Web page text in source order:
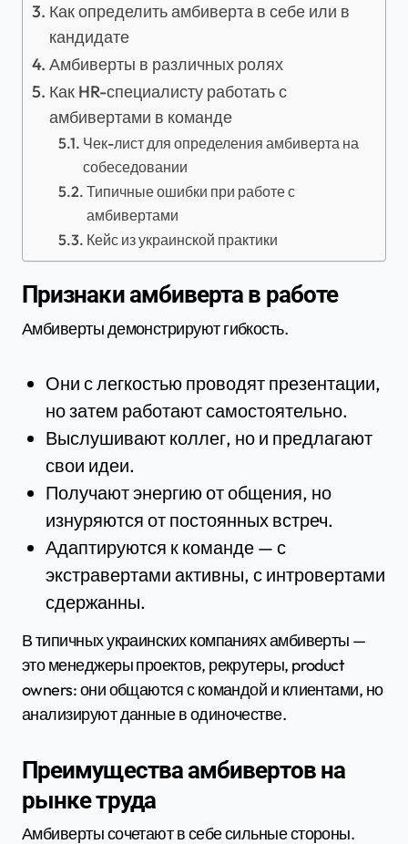
Как определить амбиверта в себе или в
кандидате
Амбиверты в различных ролях
Как HR-специалисту работать с
амбивертами в команде
Чек-лист для определения амбиверта на
собеседовании
Типичные ошибки при работе с
амбивертами
Кейс из украинской практики
Признаки амбиверта в работе
Амбиверты демонстрируют гибкость.
Они с легкостью проводят презентации,
но затем работают самостоятельно.
Выслушивают коллег, но и предлагают
свои идеи.
Получают энергию от общения, но
изнуряются от постоянных встреч.
Адаптируются к команде — с
экстравертами активны, с интровертами
сдержанны.
В типичных украинских компаниях амбиверты —
это менеджеры проектов, рекрутеры, product
owners: они общаются с командой и клиентами, но
анализируют данные в одиночестве.
Преимущества амбивертов на
рынке труда
Амбиверты сочетают в себе сильные стороны.